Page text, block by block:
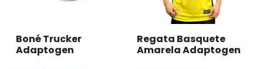
Boné Trucker
Adaptogen
Regata Basquete
Amarela Adaptogen